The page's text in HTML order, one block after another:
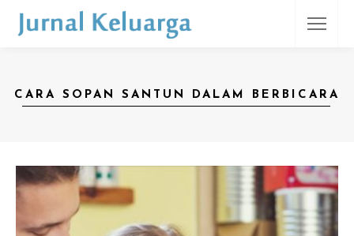
CARA SOPAN SANTUN DALAM BERBICARA